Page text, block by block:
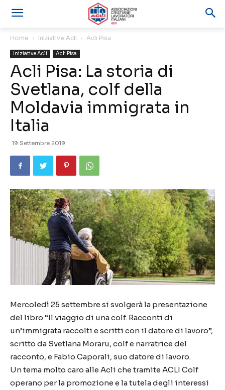
Home Iniziative Acli Acli Pisa
Iniziative Acli Acli Pisa
Acli Pisa: La storia di
Svetlana, colf della
Moldavia immigrata in
Italia
19 Settembre 2019
Mercoledì 25 settembre si svolgerà la presentazione
del libro “Il viaggio di una colf. Racconti di
un’immigrata raccolti e scritti con il datore di lavoro”,
scritto da Svetlana Moraru, colf e narratrice del
racconto, e Fabio Caporali, suo datore di lavoro.
Un tema molto caro alle Acli che tramite ACLI Colf
operano per la promozione e la tutela degli interessi